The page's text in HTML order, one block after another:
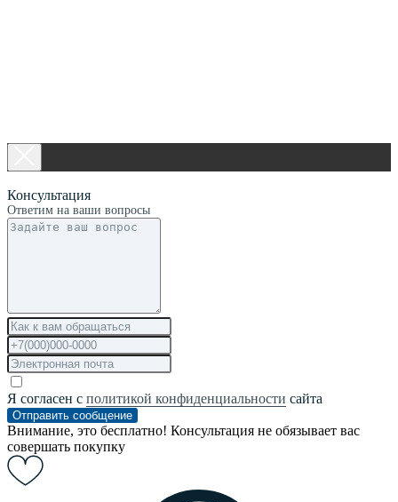
Консультация
Ответим на ваши вопросы
Я согласен с политикой конфиденциальности сайта
Отправить сообщение
Внимание, это бесплатно! Консультация не обязывает вас
совершать покупку